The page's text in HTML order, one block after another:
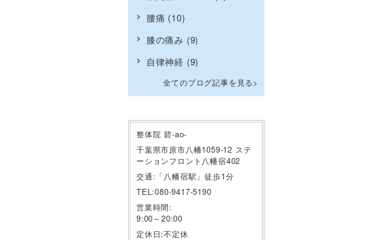
腰痛 (10)
膝の痛み (9)
自律神経 (9)
全てのブログ記事を見る
整体院 碧-ao-
千葉県市原市八幡1059-12 ステ
ーションフロント八幡宿402
交通:「八幡宿駅」徒歩1分
TEL:080-9417-5190
営業時間:
9:00～20:00
定休日:不定休